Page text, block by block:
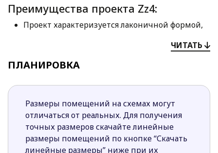
Преимущества проекта Zz4:
Проект характеризуется лаконичной формой,
Проект подходит для реализации на
небольших участках. Несмотря на небольшую
площадь в доме с комфортом и удобством
при этом чувства стесненности.
Проект предусматривает четкое и удобное
разделение пространства на зоны. Небольшая
часть площади первого этажа отведена под
ЧИТАТЬ
ПЛАНИРОВКА
Размеры помещений на схемах могут
отличаться от реальных. Для получения
точных размеров скачайте линейные
размеры помещений по кнопке “Скачать
линейные размеры” ниже при их